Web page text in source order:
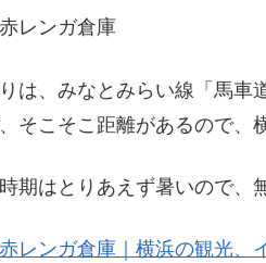
レンガ倉庫
は、みなとみらい線「馬車
そこそこ距離があるので、
期はとりあえず暑いので、
レンガ倉庫｜横浜の観光、